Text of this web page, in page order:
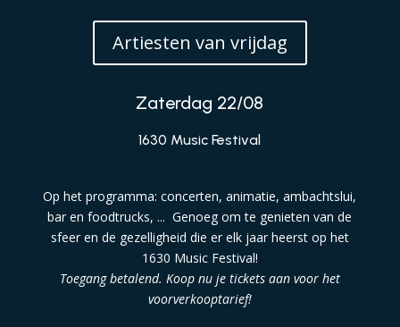
Artiesten van vrijdag
Zaterdag 22/08
1630 Music Festival
Op het programma: concerten, animatie, ambachtslui,
bar en foodtrucks, ...Genoeg om te genieten van de
sfeer en de gezelligheid die er elk jaar heerst op het
1630 Music Festival!
Toegang betalend. Koop nu je tickets aan voor het
voorverkooptarief!